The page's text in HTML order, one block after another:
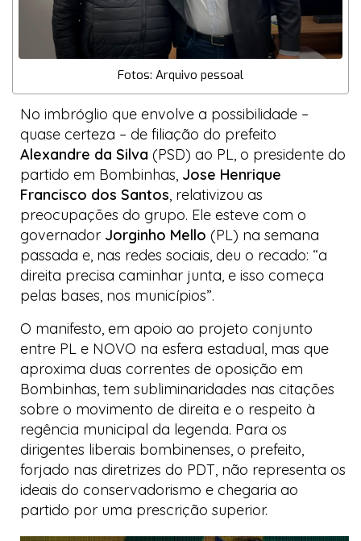
Fotos: Arquivo pessoal
No imbróglio que envolve a possibilidade –
quase certeza – de filiação do prefeito
Alexandre da Silva (PSD) ao PL, o presidente do
partido em Bombinhas, Jose Henrique
Francisco dos Santos, relativizou as
preocupações do grupo. Ele esteve com o
governador Jorginho Mello (PL) na semana
passada e, nas redes sociais, deu o recado: “a
direita precisa caminhar junta, e isso começa
pelas bases, nos municípios”.
O manifesto, em apoio ao projeto conjunto
entre PL e NOVO na esfera estadual, mas que
aproxima duas correntes de oposição em
Bombinhas, tem subliminaridades nas citações
sobre o movimento de direita e o respeito à
regência municipal da legenda. Para os
dirigentes liberais bombinenses, o prefeito,
forjado nas diretrizes do PDT, não representa os
ideais do conservadorismo e chegaria ao
partido por uma prescrição superior.